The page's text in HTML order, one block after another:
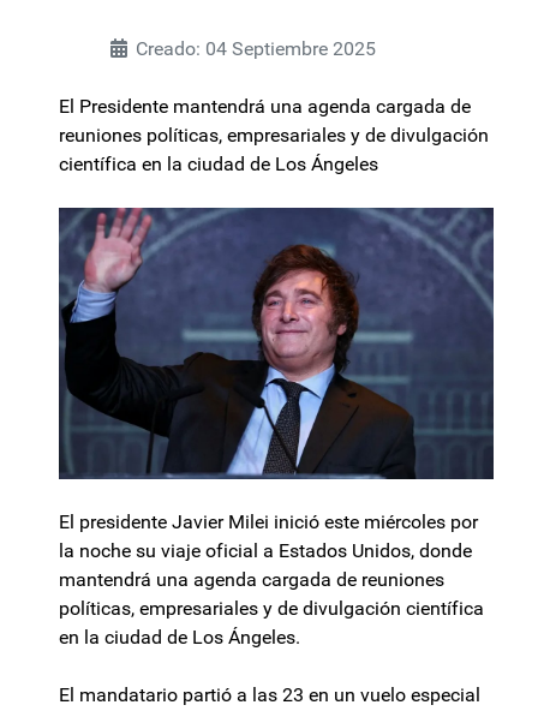
Creado: 04 Septiembre 2025
El Presidente mantendrá una agenda cargada de
reuniones políticas, empresariales y de divulgación
científica en la ciudad de Los Ángeles
El presidente Javier Milei inició este miércoles por
la noche su viaje oficial a Estados Unidos, donde
mantendrá una agenda cargada de reuniones
políticas, empresariales y de divulgación científica
en la ciudad de Los Ángeles.
El mandatario partió a las 23 en un vuelo especial